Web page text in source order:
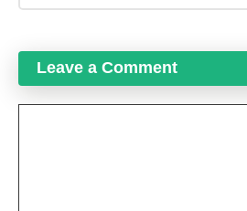
Leave a Comment